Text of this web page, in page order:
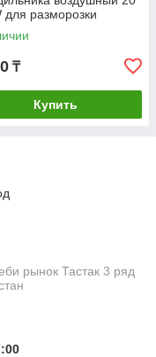
для разморозки
₸
Купить
рынок Тастак 3 ряд